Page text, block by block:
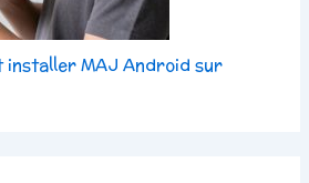
installer MAJ Android sur